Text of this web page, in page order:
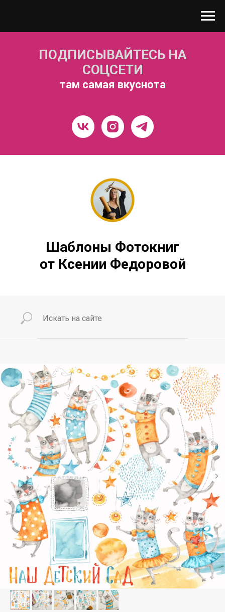
ПОДПИСЫВАЙТЕСЬ НА
СОЦСЕТИ
там самая вкуснота
Шаблоны Фотокниг
от Ксении Федоровой